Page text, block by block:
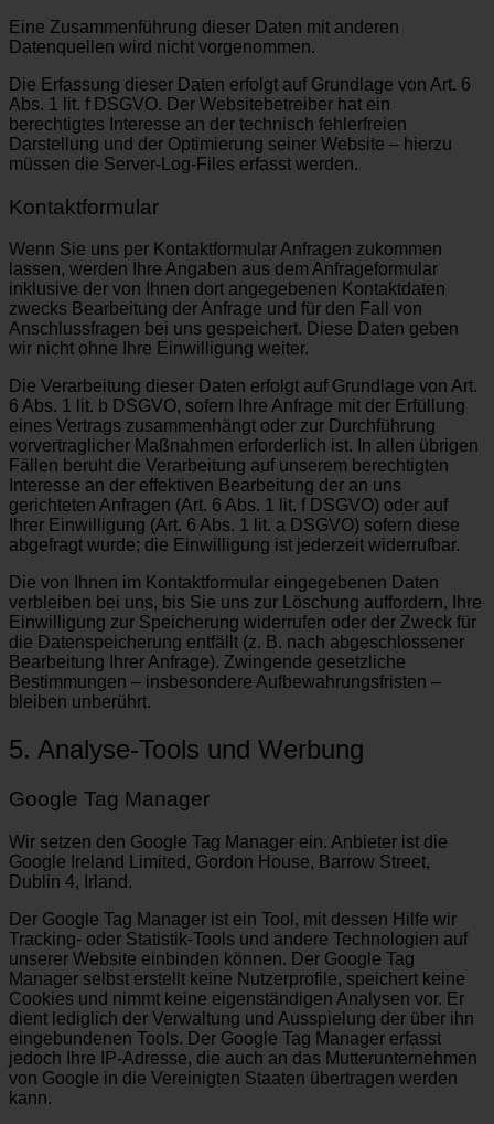
Eine Zusammenführung dieser Daten mit anderen
Datenquellen wird nicht vorgenommen.
Die Erfassung dieser Daten erfolgt auf Grundlage von Art. 6
Abs. 1 lit. f DSGVO. Der Websitebetreiber hat ein
berechtigtes Interesse an der technisch fehlerfreien
Darstellung und der Optimierung seiner Website – hierzu
müssen die Server-Log-Files erfasst werden.
Kontaktformular
Wenn Sie uns per Kontaktformular Anfragen zukommen
lassen, werden Ihre Angaben aus dem Anfrageformular
inklusive der von Ihnen dort angegebenen Kontaktdaten
zwecks Bearbeitung der Anfrage und für den Fall von
Anschlussfragen bei uns gespeichert. Diese Daten geben
wir nicht ohne Ihre Einwilligung weiter.
Die Verarbeitung dieser Daten erfolgt auf Grundlage von Art.
6 Abs. 1 lit. b DSGVO, sofern Ihre Anfrage mit der Erfüllung
eines Vertrags zusammenhängt oder zur Durchführung
vorvertraglicher Maßnahmen erforderlich ist. In allen übrigen
Fällen beruht die Verarbeitung auf unserem berechtigten
Interesse an der effektiven Bearbeitung der an uns
gerichteten Anfragen (Art. 6 Abs. 1 lit. f DSGVO) oder auf
Ihrer Einwilligung (Art. 6 Abs. 1 lit. a DSGVO) sofern diese
abgefragt wurde; die Einwilligung ist jederzeit widerrufbar.
Die von Ihnen im Kontaktformular eingegebenen Daten
verbleiben bei uns, bis Sie uns zur Löschung auffordern, Ihre
Einwilligung zur Speicherung widerrufen oder der Zweck für
die Datenspeicherung entfällt (z. B. nach abgeschlossener
Bearbeitung Ihrer Anfrage). Zwingende gesetzliche
Bestimmungen – insbesondere Aufbewahrungsfristen –
bleiben unberührt.
5. Analyse-Tools und Werbung
Google Tag Manager
Wir setzen den Google Tag Manager ein. Anbieter ist die
Google Ireland Limited, Gordon House, Barrow Street,
Dublin 4, Irland.
Der Google Tag Manager ist ein Tool, mit dessen Hilfe wir
Tracking- oder Statistik-Tools und andere Technologien auf
unserer Website einbinden können. Der Google Tag
Manager selbst erstellt keine Nutzerprofile, speichert keine
Cookies und nimmt keine eigenständigen Analysen vor. Er
dient lediglich der Verwaltung und Ausspielung der über ihn
eingebundenen Tools. Der Google Tag Manager erfasst
jedoch Ihre IP-Adresse, die auch an das Mutterunternehmen
von Google in die Vereinigten Staaten übertragen werden
kann.